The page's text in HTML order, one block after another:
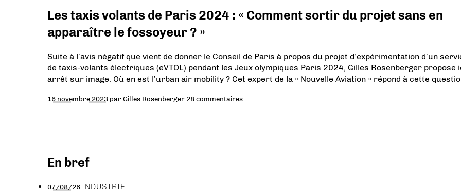
Les taxis volants de Paris 2024 : « Comment sortir du projet sans en
apparaître le fossoyeur ? »
Suite à l’avis négatif que vient de donner le Conseil de Paris à propos du projet d’expérimentation d’un
de taxis-volants électriques (eVTOL) pendant les Jeux olympiques Paris 2024, Gilles Rosenberger propose
arrêt sur image. Où en est l’urban air mobility ? Cet expert de la « Nouvelle Aviation » répond à cette
16 novembre 2023 parGilles Rosenberger 28 commentaires
En bref
07/08/26INDUSTRIE